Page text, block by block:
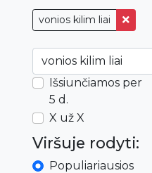
vonios kilim liai
Išsiunčiamos per
5 d.
X už X
Viršuje rodyti:
Populiariausios